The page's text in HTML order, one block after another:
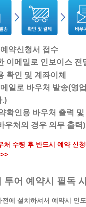
약신청서 접수
이메일로 인보이스 전
확인 및 계좌이체
일로 바우처 발송(영
.)
확인용 바우처 출력 및
우처의 경우 의무 출력)
처 수령 후 반드시 예약 신
투어 예약시 필독
에 설치하셔서 예약시 인